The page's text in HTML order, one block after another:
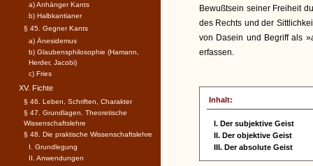
Bewußtsein seiner Freiheit
des Rechts und der
von Dasein und Begriff als »
erfassen.
Inhalt:
I. Der subjektive Geist
II. Der objektive Geist
III. Der absolute Geist
a) Anhänger Kants
b) Halbkantianer
§ 45. Gegner Kants
a) Änesidemus
b) Glaubensphilosophie (Hamann,
Herder, Jacobi)
c) Fries
XV. Fichte
§ 46. Leben, Schriften, Charakter
§ 47. Grundlagen. Theoretische
Wissenschaftslehre
§ 48. Die praktische Wissenschaftslehre
I. Grundlegung
II. Anwendungen